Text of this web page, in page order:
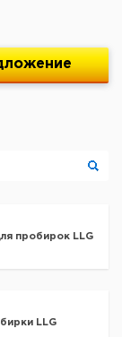
пробирок LLG
LLG